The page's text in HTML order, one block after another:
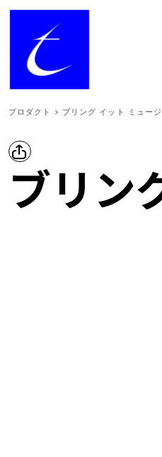
プロダクト > ブリング イット ミュージ
ブリン
ログイン
新規会員登録
カート：0点
{CC} - {CN}